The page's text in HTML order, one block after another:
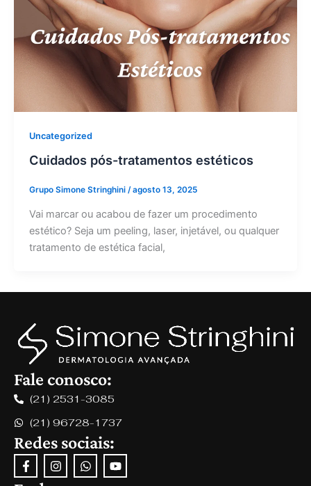
Uncategorized
Cuidados pós-tratamentos estéticos
Grupo Simone Stringhini /agosto 13, 2025
Vai marcar ou acabou de fazer um procedimento
estético? Seja um peeling, laser, injetável, ou qualquer
tratamento de estética facial,
Fale conosco:
(21) 2531-3085
(21) 96728-1737
Redes sociais:
F
a
I
n
W
h
Y
o